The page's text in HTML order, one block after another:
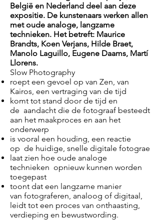
België en Nederland deel aan deze
expositie. De kunstenaars werken allen
met oude analoge, langzame
technieken. Het betreft: Maurice
Brandts, Koen Verjans, Hilde Braet,
Manolo Laguillo, Eugene Daams, Martí
Llorens.
Slow Photography
roept een gevoel op van Zen, van
Kairos, een vertraging van de tijd
komt tot stand door de tijd en
de aandacht die de fotograaf besteedt
aan het maakproces en aan het
onderwerp
is vooral een houding, een reactie
op de huidige, snelle digitale fotograe
laat zien hoe oude analoge
technieken opnieuw kunnen worden
toegepast
toont dat een langzame manier
van fotograferen, analoog of digitaal,
leidt tot een proces van onthaasting,
verdieping en bewustwording.